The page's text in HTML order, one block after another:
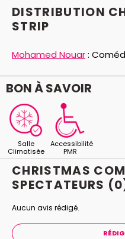
présente les talents de demain :
Baptiste Lecaplain,
Romano, Yacine
Jack’sman, Mohamed Nouar, Alban Ivanov, Giorgio,
Luigi Li, Alexis Macquart,
Candiie, Jarry, Paco Perez
DISTRIBUTION
STRIP
Mohamed Nouar:
BON À SAVOIR
Salle
Climatisée
Accessibilité
PMR
CHRISTMAS
SPECTATEURS
Aucun avis rédigé.